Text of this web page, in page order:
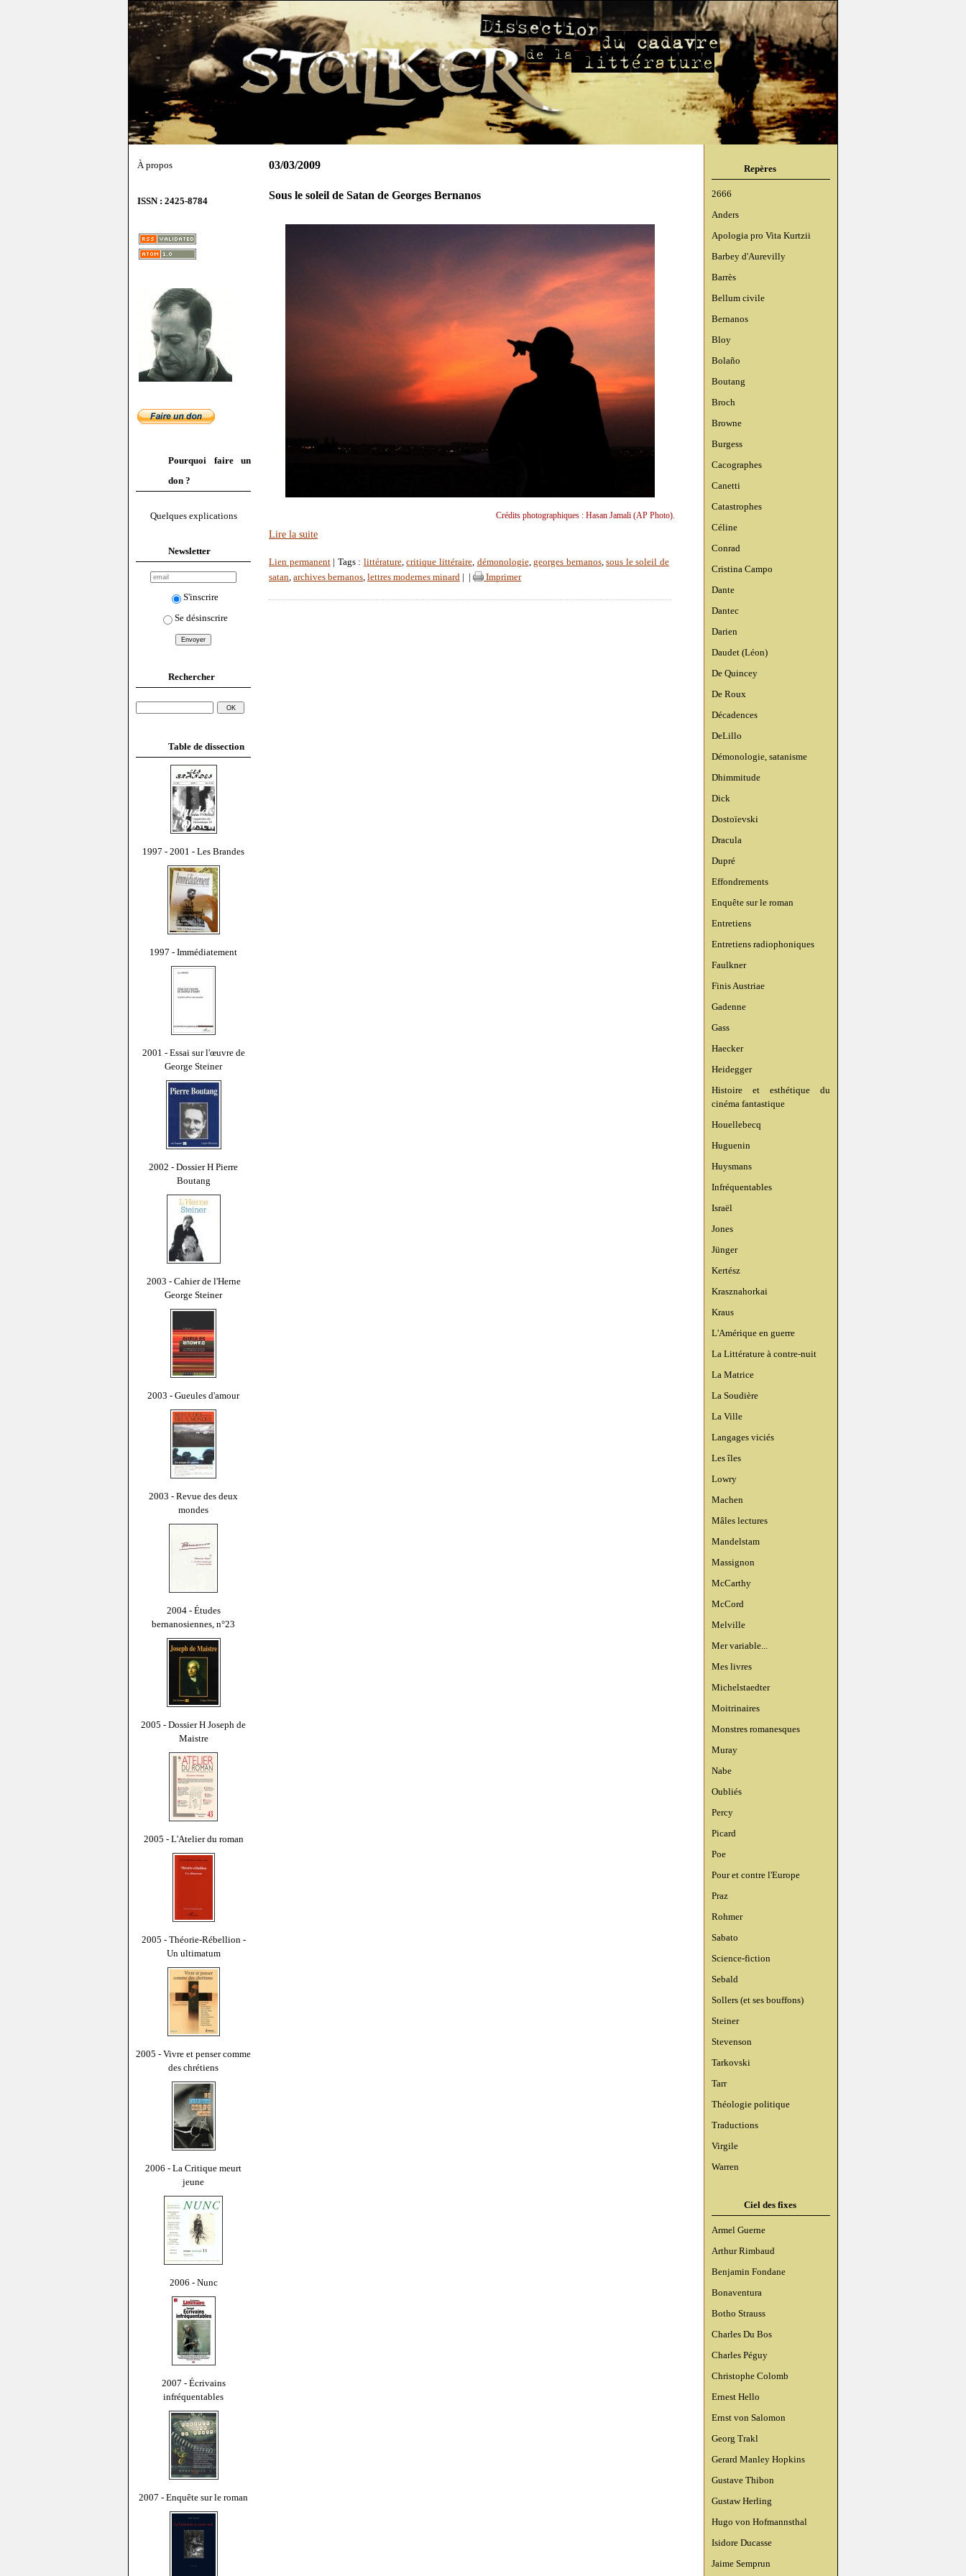
À propos
ISSN : 2425-8784
Pourquoi faire un
don ?
Quelques explications
Newsletter
S'inscrire
Se désinscrire
Rechercher
Table de dissection
1997 - 2001 - Les Brandes
1997 - Immédiatement
2001 - Essai sur l'œuvre de
George Steiner
2002 - Dossier H Pierre
Boutang
2003 - Cahier de l'Herne
George Steiner
2003 - Gueules d'amour
2003 - Revue des deux
mondes
2004 - Études
bernanosiennes, n°23
2005 - Dossier H Joseph de
Maistre
2005 - L'Atelier du roman
2005 - Théorie-Rébellion -
Un ultimatum
2005 - Vivre et penser comme
des chrétiens
2006 - La Critique meurt
jeune
2006 - Nunc
2007 - Écrivains
infréquentables
2007 - Enquête sur le roman
Repères
2666
Anders
Apologia pro Vita Kurtzii
Barbey d'Aurevilly
Barrès
Bellum civile
Bernanos
Bloy
Bolaño
Boutang
Broch
Browne
Burgess
Cacographes
Canetti
Catastrophes
Céline
Conrad
Cristina Campo
Dante
Dantec
Darien
Daudet (Léon)
De Quincey
De Roux
Décadences
DeLillo
Démonologie, satanisme
Dhimmitude
Dick
Dostoïevski
Dracula
Dupré
Effondrements
Enquête sur le roman
Entretiens
Entretiens radiophoniques
Faulkner
Finis Austriae
Gadenne
Gass
Haecker
Heidegger
Histoire et esthétique du
cinéma fantastique
Houellebecq
Huguenin
Huysmans
Infréquentables
Israël
Jones
Jünger
Kertész
Krasznahorkai
Kraus
L'Amérique en guerre
La Littérature à contre-nuit
La Matrice
La Soudière
La Ville
Langages viciés
Les îles
Lowry
Machen
Mâles lectures
Mandelstam
Massignon
McCarthy
McCord
Melville
Mer variable...
Mes livres
Michelstaedter
Moitrinaires
Monstres romanesques
Muray
Nabe
Oubliés
Percy
Picard
Poe
Pour et contre l'Europe
Praz
Rohmer
Sabato
Science-fiction
Sebald
Sollers (et ses bouffons)
Steiner
Stevenson
Tarkovski
Tarr
Théologie politique
Traductions
Virgile
Warren
Ciel des fixes
Armel Guerne
Arthur Rimbaud
Benjamin Fondane
Bonaventura
Botho Strauss
Charles Du Bos
Charles Péguy
Christophe Colomb
Ernest Hello
Ernst von Salomon
Georg Trakl
Gerard Manley Hopkins
Gustave Thibon
Gustaw Herling
Hugo von Hofmannsthal
Isidore Ducasse
Jaime Semprun
03/03/2009
Sous le soleil de Satan de Georges Bernanos
Crédits photographiques : Hasan Jamali (AP Photo).
Lire la suite
Lien permanent| Tags : littérature,critique littéraire, démonologie,georges bernanos,sous le soleil de
satan, archives bernanos, lettres modernes minard Imprimer